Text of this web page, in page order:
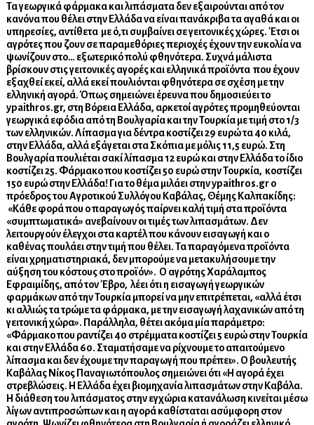
Τα γεωργικά φάρμακα και λιπάσματα δεν εξαιρούνται από τον
κανόνα που θέλει στην Ελλάδα να είναι πανάκριβα τα αγαθά και οι
υπηρεσίες, αντίθετα με ό,τι συμβαίνει σε γειτονικές χώρες. Έτσι οι
αγρότες που ζουν σε παραμεθόριες περιοχές έχουν την ευκολία να
ψωνίζουν στο… εξωτερικό πολύ φθηνότερα. Συχνά μάλιστα
βρίσκουν στις γειτονικές αγορές και ελληνικά προϊόντα που έχουν
εξαχθεί εκεί, αλλά εκεί πουλιόνται φθηνότερα σε σχέση με την
ελληνική αγορά.Όπως σημειώνει έρευνα που δημοσιεύει το
ypaithros.gr, στη Βόρεια Ελλάδα, αρκετοί αγρότες προμηθεύονται
γεωργικά εφόδια από τη Βουλγαρία και την Τουρκία με τιμή στο 1/3
των ελληνικών. Λίπασμα για δέντρα κοστίζει 29 ευρώ τα 40 κιλά,
στην Ελλάδα, αλλά εξάγεται στα Σκόπια με μόλις 11,5 ευρώ. Στη
Βουλγαρία πουλιέται σακί λίπασμα 12 ευρώ και στην Ελλάδα το ίδιο
κοστίζει 25. Φάρμακο που κοστίζει 50 ευρώ στην Τουρκία, κοστίζει
150 ευρώ στην Ελλάδα! Για το θέμα μιλάει στην ypaithros.gr o
πρόεδρος του Αγροτικού Συλλόγου Καβάλας, Θέμης Καλπακίδης:
«Κάθε φορά που ο παραγωγός παίρνει καλή τιμή στα προϊόντα
«συμπτωματικά» ανεβαίνουν οι τιμές των λιπασμάτων. Δεν
λειτουργούν έλεγχοι στα καρτέλ που κάνουν εισαγωγή και ο
καθένας πουλάει στην τιμή που θέλει. Τα παραγόμενα προϊόντα
είναι χρηματιστηριακά, δεν μπορούμε να μετακυλήσουμε την
αύξηση του κόστους στο προϊόν». Ο αγρότης Χαράλαμπος
Εφραιμίδης, από τον Έβρο, λέει ότι η εισαγωγή γεωργικών
φαρμάκων από την Τουρκία μπορεί να μην επιτρέπεται, «αλλά έτσι
κι αλλιώς τα τρώμε τα φάρμακα, με την εισαγωγή λαχανικών από τη
γειτονική χώρα». Παράλληλα, θέτει ακόμα μία παράμετρο:
«Φάρμακο που ραντίζει 40 στρέμματα κοστίζει 5 ευρώ στην Τουρκία
και στην Ελλάδα 60. Σταματήσαμε να ρίχνουμε το απαιτούμενο
λίπασμα και δεν έχουμε την παραγωγή που πρέπει». Ο βουλευτής
Καβάλας Νίκος Παναγιωτόπουλος σημειώνει ότι «Η αγορά έχει
στρεβλώσεις. Η Ελλάδα έχει βιομηχανία λιπασμάτων στην Καβάλα.
Η διάθεση του λιπάσματος στην εγχώρια κατανάλωση κινείται μέσω
λίγων αντιπροσώπων και η αγορά καθίσταται ασύμφορη στον